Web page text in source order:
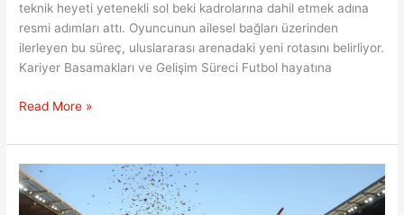
teknik heyeti yetenekli sol beki kadrolarına dahil etmek adına
resmi adımları attı. Oyuncunun ailesel bağları üzerinden
ilerleyen bu süreç, uluslararası arenadaki yeni rotasını belirliyor.
Kariyer Basamakları ve Gelişim Süreci Futbol hayatına
Balkan
Galatasaraylı
Sol
Bek
İçin
Read More »